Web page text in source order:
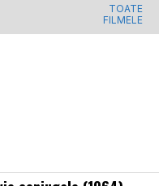
TOATE
FILMELE